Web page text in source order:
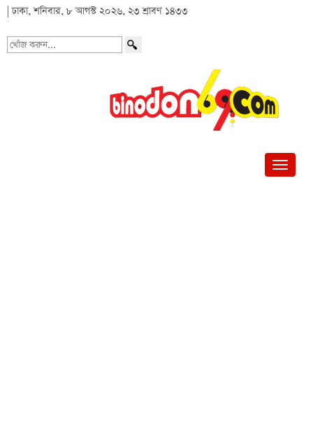
| ঢাকা, শনিবার, ৮ আগস্ট ২০২৬, ২৩ শ্রাবণ ১৪৩৩
খোঁজ